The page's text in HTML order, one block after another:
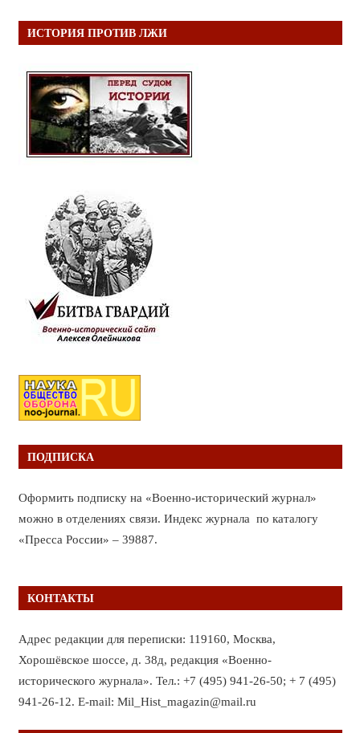
ИСТОРИЯ ПРОТИВ ЛЖИ
ПОДПИСКА
Оформить подписку на «Военно-исторический журнал»
можно в отделениях связи. Индекс журнала по каталогу
«Пресса России» – 39887.
КОНТАКТЫ
Адрес редакции для переписки: 119160, Москва,
Хорошёвское шоссе, д. 38д, редакция «Военно-
исторического журнала». Тел.: +7 (495) 941-26-50; + 7 (495)
941-26-12. E-mail: Mil_Hist_magazin@mail.ru